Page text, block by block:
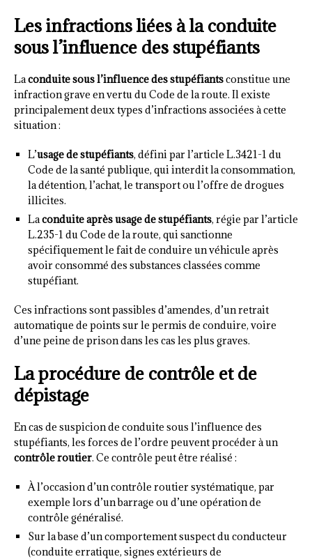
Les infractions liées à la conduite
sous l’influence des stupéfiants
Laconduite sous l’influence des stupéfiantsconstitue une
infraction grave en vertu du Code de la route. Il existe
principalement deux types d’infractions associées à cette
situation :
L’usage de stupéfiants, défini par l’article L.3421-1 du
Code de la santé publique, qui interdit la consommation,
la détention, l’achat, le transport ou l’offre de drogues
illicites.
Laconduite après usage de stupéfiants, régie par l’article
L.235-1 du Code de la route, qui sanctionne
spécifiquement le fait de conduire un véhicule après
avoir consommé des substances classées comme
stupéfiant.
Ces infractions sont passibles d’amendes, d’un retrait
automatique de points sur le permis de conduire, voire
d’une peine de prison dans les cas les plus graves.
La procédure de contrôle et de
dépistage
En cas de suspicion de conduite sous l’influence des
stupéfiants, les forces de l’ordre peuvent procéder à un
contrôle routier. Ce contrôle peut être réalisé :
À l’occasion d’un contrôle routier systématique, par
exemple lors d’un barrage ou d’une opération de
contrôle généralisé.
Sur la base d’un comportement suspect du conducteur
(conduite erratique, signes extérieurs de